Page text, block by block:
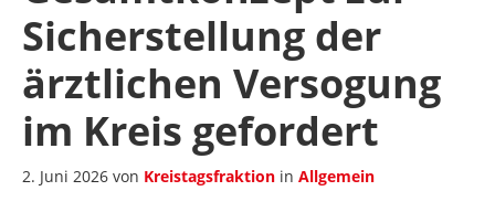
Sicherstellung der
ärztlichen Versogung
im Kreis gefordert
2. Juni 2026 von Kreistagsfraktion in Allgemein